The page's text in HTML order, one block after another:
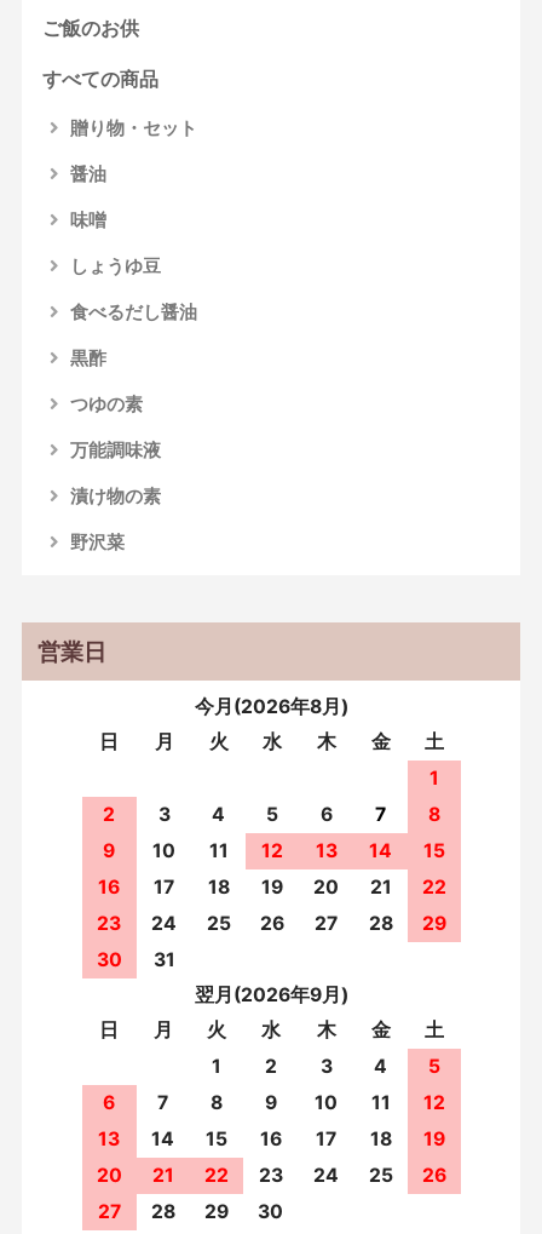
ご飯のお供
すべての商品
贈り物・セット
醤油
味噌
しょうゆ豆
食べるだし醤油
黒酢
つゆの素
万能調味液
漬け物の素
野沢菜
営業日
今月(2026年8月)
日
月 火 水 木 金
土
1
2
3 4 5 6 7
8
9
10 11 12 13 14
15
16
17 18 19 20 21
22
23
24 25 26 27 28
29
30
31
翌月(2026年9月)
日
月 火 水 木 金
土
1
2 3 4
5
6
7 8 9 10 11
12
13
14 15 16 17 18
19
20
21 22 23 24 25
26
27
28 29
30